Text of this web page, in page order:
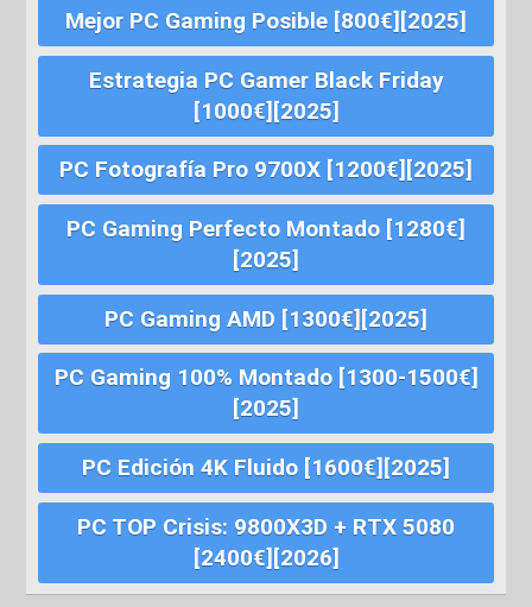
Mejor PC Gaming Posible [800€][2025]
Estrategia PC Gamer Black Friday
[1000€][2025]
PC Fotografía Pro 9700X [1200€][2025]
PC Gaming Perfecto Montado [1280€]
[2025]
PC Gaming AMD [1300€][2025]
PC Gaming 100% Montado [1300-1500€]
[2025]
PC Edición 4K Fluido [1600€][2025]
PC TOP Crisis: 9800X3D + RTX 5080
[2400€][2026]